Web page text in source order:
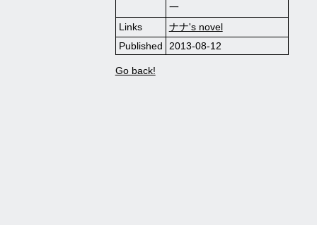
一
Links
ナナ's novel
Published
2013-08-12
Go back!